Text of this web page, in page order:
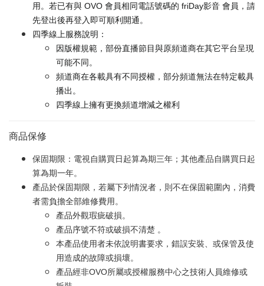
用。若已有與 OVO 會員相同電話號碼的 friDay影音 會員，請
先登出後再登入即可順利開通。
四季線上服務說明：
因版權規範，部份直播節目與原頻道商在其它平台呈現
可能不同。
頻道商在各載具有不同授權，部分頻道無法在特定載具
播出。
四季線上擁有更換頻道增減之權利
商品保修
保固期限：電視自購買日起算為期三年；其他產品自購買日起
算為期一年。
產品於保固期限，若屬下列情況者，則不在保固範圍內，消費
者需負擔全部維修費用。
產品外觀瑕疵破損。
產品序號不符或破損不清楚 。
本產品使用者未依說明書要求，錯誤安裝、或保管及使
用造成的故障或損壞。
產品經非OVO所屬或授權服務中心之技術人員維修或